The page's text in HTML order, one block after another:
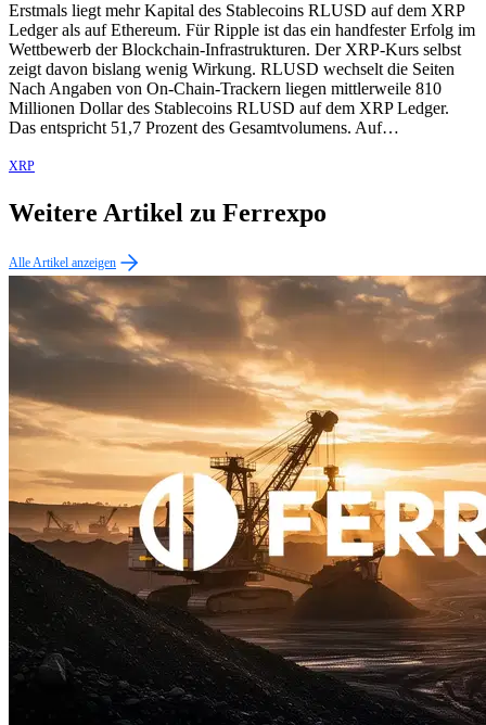
Erstmals liegt mehr Kapital des Stablecoins RLUSD auf dem XRP
Ledger als auf Ethereum. Für Ripple ist das ein handfester Erfolg im
Wettbewerb der Blockchain-Infrastrukturen. Der XRP-Kurs selbst
zeigt davon bislang wenig Wirkung. RLUSD wechselt die Seiten
Nach Angaben von On-Chain-Trackern liegen mittlerweile 810
Millionen Dollar des Stablecoins RLUSD auf dem XRP Ledger.
Das entspricht 51,7 Prozent des Gesamtvolumens. Auf…
XRP
Weitere Artikel zu Ferrexpo
Alle Artikel anzeigen